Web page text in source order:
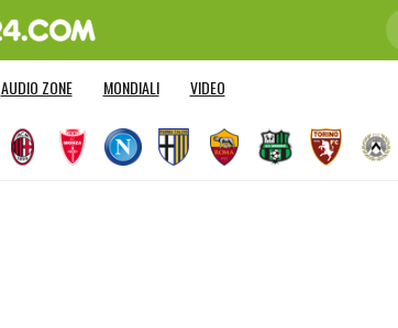
AUDIO ZONE MONDIALI VIDEO